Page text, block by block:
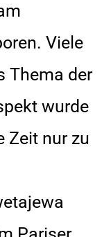
Viele
Thema der
wurde
Zeit nur zu